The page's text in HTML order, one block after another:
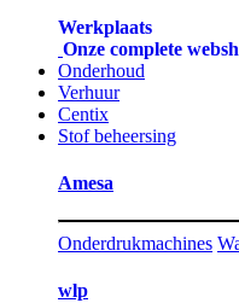
Werkplaats
Onze complete
Onderhoud
Verhuur
Centix
Stof beheersing
Amesa
Onderdrukmachines
wlp